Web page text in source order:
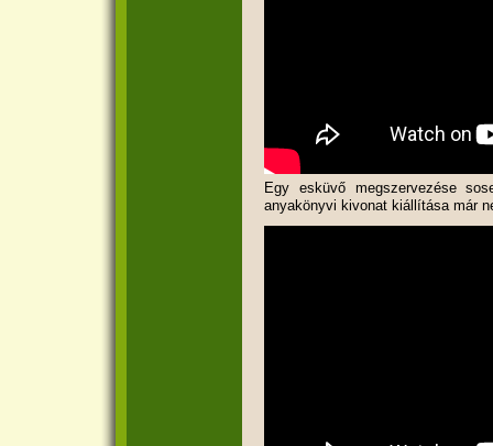
Egy esküvő megszervezése
anyakönyvi kivonat kiállítása már